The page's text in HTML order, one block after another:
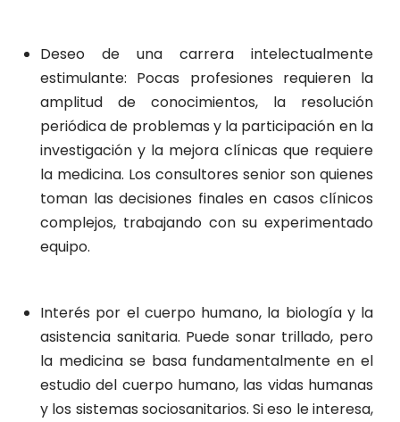
Deseo de una carrera intelectualmente
estimulante: Pocas profesiones requieren la
amplitud de conocimientos, la resolución
periódica de problemas y la participación en la
investigación y la mejora clínicas que requiere
la medicina. Los consultores senior son quienes
toman las decisiones finales en casos clínicos
complejos, trabajando con su experimentado
equipo.
Interés por el cuerpo humano, la biología y la
asistencia sanitaria. Puede sonar trillado, pero
la medicina se basa fundamentalmente en el
estudio del cuerpo humano, las vidas humanas
y los sistemas sociosanitarios. Si eso le interesa,